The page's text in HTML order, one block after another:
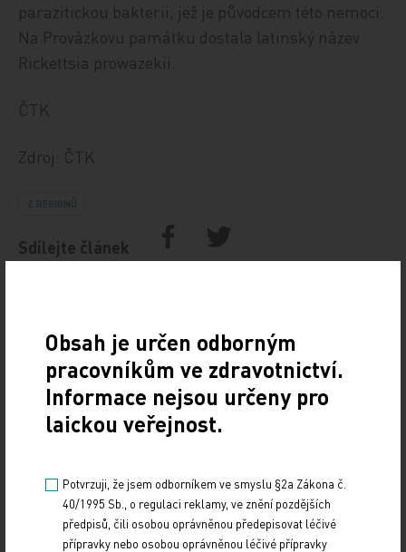
parazitickou bakterii, jež je původcem této nemoci.
Na Provázkovu památku dostala latinský název
Rickettsia prowazekii.
ČTK
Zdroj: ČTK
Z REGIONŮ
Sdílejte článek
Doporučené
19. světový kongres Controversies in Neurology
(CONy)
Obsah je určen odborným
pracovníkům ve zdravotnictví.
Informace nejsou určeny pro
laickou veřejnost.
Potvrzuji, že jsem odborníkem ve smyslu §2a Zákona č.
40/1995 Sb., o regulaci reklamy, ve znění pozdějších
předpisů, čili osobou oprávněnou předepisovat léčivé
přípravky nebo osobou oprávněnou léčivé přípravky